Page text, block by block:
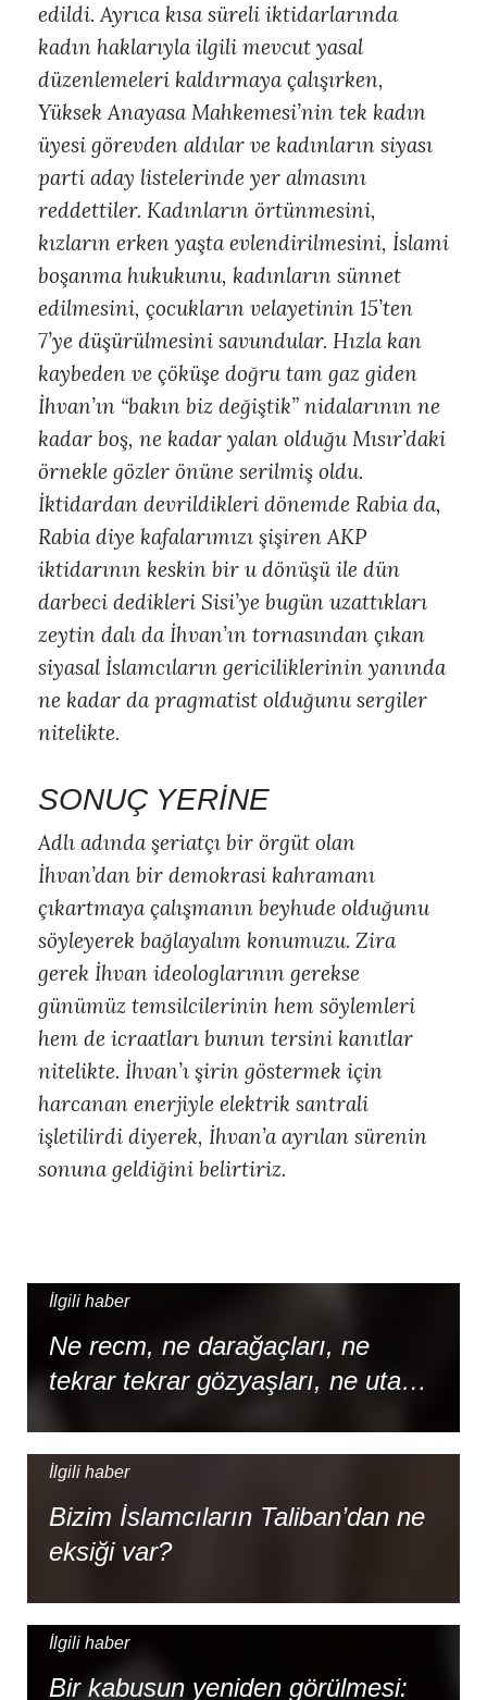
edildi. Ayrıca kısa süreli iktidarlarında
kadın haklarıyla ilgili mevcut yasal
düzenlemeleri kaldırmaya çalışırken,
Yüksek Anayasa Mahkemesi’nin tek kadın
üyesi görevden aldılar ve kadınların siyası
parti aday listelerinde yer almasını
reddettiler. Kadınların örtünmesini,
kızların erken yaşta evlendirilmesini, İslami
boşanma hukukunu, kadınların sünnet
edilmesini, çocukların velayetinin 15’ten
7’ye düşürülmesini savundular. Hızla kan
kaybeden ve çöküşe doğru tam gaz giden
İhvan’ın “bakın biz değiştik” nidalarının ne
kadar boş, ne kadar yalan olduğu Mısır’daki
örnekle gözler önüne serilmiş oldu.
İktidardan devrildikleri dönemde Rabia da,
Rabia diye kafalarımızı şişiren AKP
iktidarının keskin bir u dönüşü ile dün
darbeci dedikleri Sisi’ye bugün uzattıkları
zeytin dalı da İhvan’ın tornasından çıkan
siyasal İslamcıların gericiliklerinin yanında
ne kadar da pragmatist olduğunu sergiler
nitelikte.
SONUÇ YERİNE
Adlı adında şeriatçı bir örgüt olan
İhvan’dan bir demokrasi kahramanı
çıkartmaya çalışmanın beyhude olduğunu
söyleyerek bağlayalım konumuzu. Zira
gerek İhvan ideologlarının gerekse
günümüz temsilcilerinin hem söylemleri
hem de icraatları bunun tersini kanıtlar
nitelikte. İhvan’ı şirin göstermek için
harcanan enerjiyle elektrik santrali
işletilirdi diyerek, İhvan’a ayrılan sürenin
sonuna geldiğini belirtiriz.
İlgili haber
Ne recm, ne darağaçları, ne
tekrar tekrar gözyaşları, ne utanç:
isyanı
İlgili haber
Bizim İslamcıların Taliban’dan ne
eksiği var?
İlgili haber
Bir kabusun yeniden görülmesi: